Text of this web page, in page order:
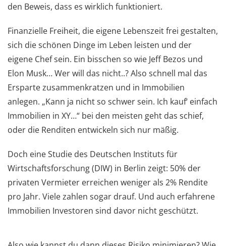
den Beweis, dass es wirklich funktioniert.
Finanzielle Freiheit, die eigene Lebenszeit frei gestalten,
sich die schönen Dinge im Leben leisten und der
eigene Chef sein. Ein bisschen so wie Jeff Bezos und
Elon Musk… Wer will das nicht..? Also schnell mal das
Ersparte zusammenkratzen und in Immobilien
anlegen. „Kann ja nicht so schwer sein. Ich kauf‘ einfach
Immobilien in XY…“ bei den meisten geht das schief,
oder die Renditen entwickeln sich nur mäßig.
Doch eine Studie des Deutschen Instituts für
Wirtschaftsforschung (DIW) in Berlin zeigt: 50% der
privaten Vermieter erreichen weniger als 2% Rendite
pro Jahr. Viele zahlen sogar drauf. Und auch erfahrene
Immobilien Investoren sind davor nicht geschützt.